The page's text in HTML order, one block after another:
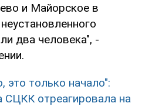
и Майорское в
два человека", -
это только начало":
СЦКК отреагировала на